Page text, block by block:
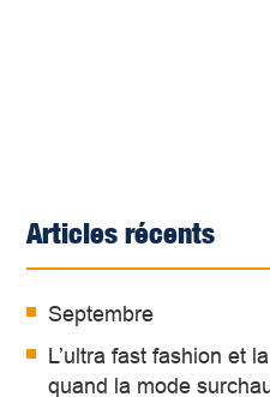
Articles récents
Septembre
L’ultra fast fashion et
quand la mode